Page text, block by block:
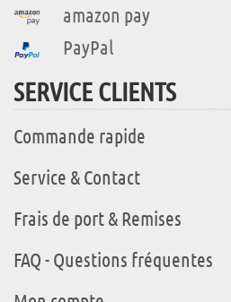
amazon pay
PayPal
SERVICE CLIENTS
Commande rapide
Service & Contact
Frais de port & Remises
FAQ - Questions fréquentes